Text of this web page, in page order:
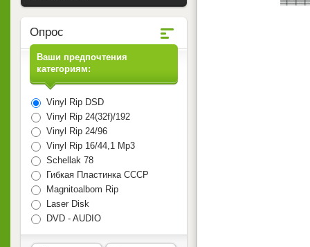
Опрос
Ваши предпочтения
категориям:
Vinyl Rip DSD
Vinyl Rip 24(32f)/192
Vinyl Rip 24/96
Vinyl Rip 16/44,1 Mp3
Schellak 78
Гибкая Пластинка СССР
Magnitoalbom Rip
Laser Disk
DVD - AUDIO